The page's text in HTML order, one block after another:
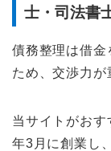
士・司法書
債務整理は借金
ため、交渉力が
当サイトがお
年3月に創業し